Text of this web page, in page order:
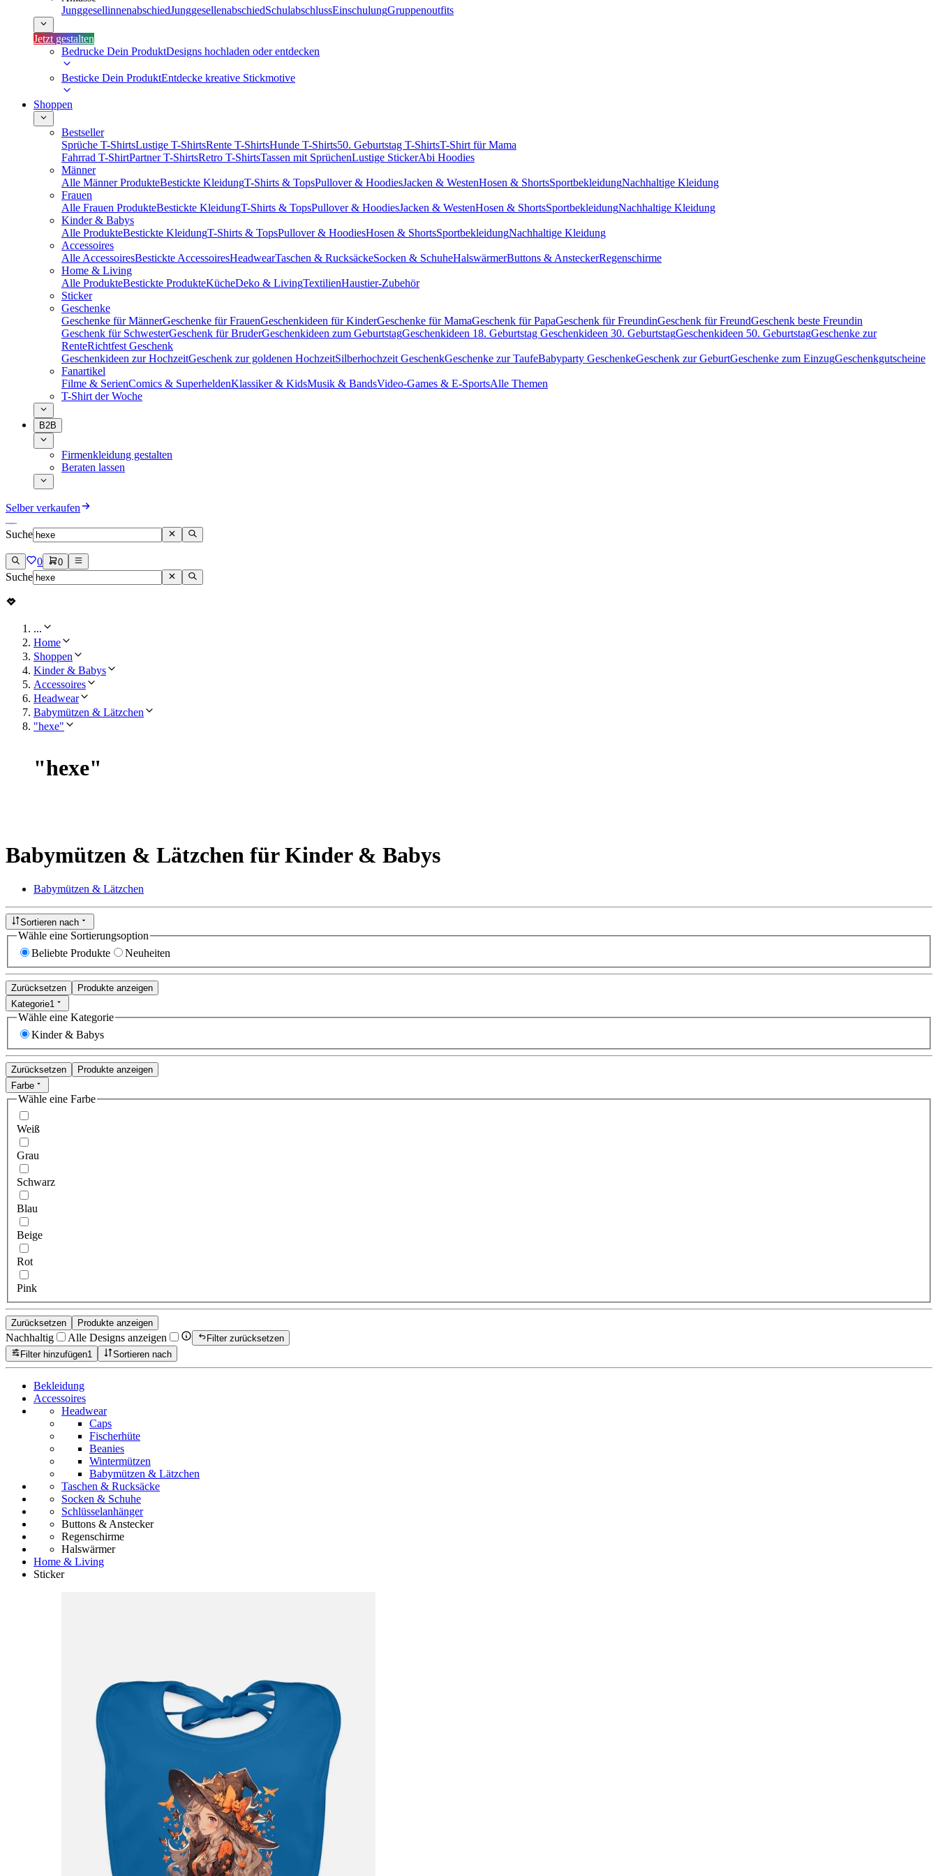
JunggesellinnenabschiedJunggesellenabschiedSchulabschlussEinschulungGruppenoutfits
Jetzt gestalten
Bedrucke Dein ProduktDesigns hochladen oder entdecken
Besticke Dein ProduktEntdecke kreative Stickmotive
Shoppen
Bestseller
Sprüche T-ShirtsLustige T-ShirtsRente T-ShirtsHunde T-Shirts50. Geburtstag T-ShirtsT-Shirt für Mama
Fahrrad T-ShirtPartner T-ShirtsRetro T-ShirtsTassen mit SprüchenLustige StickerAbi Hoodies
Männer
Alle Männer ProdukteBestickte KleidungT-Shirts & TopsPullover & HoodiesJacken & WestenHosen & ShortsSportbekleidungNachhaltige Kleidung
Frauen
Alle Frauen ProdukteBestickte KleidungT-Shirts & TopsPullover & HoodiesJacken & WestenHosen & ShortsSportbekleidungNachhaltige Kleidung
Kinder & Babys
Alle ProdukteBestickte KleidungT-Shirts & TopsPullover & HoodiesHosen & ShortsSportbekleidungNachhaltige Kleidung
Accessoires
Alle AccessoiresBestickte AccessoiresHeadwearTaschen & RucksäckeSocken & SchuheHalswärmerButtons & AnsteckerRegenschirme
Home & Living
Alle ProdukteBestickte ProdukteKücheDeko & LivingTextilienHaustier-Zubehör
Sticker
Geschenke
Geschenke für MännerGeschenke für FrauenGeschenkideen für KinderGeschenke für MamaGeschenk für PapaGeschenk für FreundinGeschenk für FreundGeschenk beste Freundin
Geschenk für SchwesterGeschenk für BruderGeschenkideen zum GeburtstagGeschenkideen 18. Geburtstag Geschenkideen 30. GeburtstagGeschenkideen 50. GeburtstagGeschenke zur
RenteRichtfest Geschenk
Geschenkideen zur HochzeitGeschenk zur goldenen HochzeitSilberhochzeit GeschenkGeschenke zur TaufeBabyparty GeschenkeGeschenk zur GeburtGeschenke zum EinzugGeschenkgutscheine
Fanartikel
Filme & SerienComics & SuperheldenKlassiker & KidsMusik & BandsVideo-Games & E-SportsAlle Themen
T-Shirt der Woche
B2B
Firmenkleidung gestalten
Beraten lassen
Selber verkaufen
Suche
0 0
Suche
...
Home
Shoppen
Kinder & Babys
Accessoires
Headwear
Babymützen & Lätzchen
"hexe"
"hexe"
Babymützen & Lätzchen für Kinder & Babys
Babymützen & Lätzchen
Sortieren nach
Wähle eine Sortierungsoption
Beliebte Produkte
Neuheiten
Zurücksetzen
Produkte anzeigen
Kategorie1
Wähle eine Kategorie
Kinder & Babys
Zurücksetzen
Produkte anzeigen
Farbe
Wähle eine Farbe
Weiß
Grau
Schwarz
Blau
Beige
Rot
Pink
Zurücksetzen Produkte anzeigen
Nachhaltig Alle Designs anzeigen
Filter zurücksetzen
Filter hinzufügen1 Sortieren nach
Bekleidung
Accessoires
Headwear
Caps
Fischerhüte
Beanies
Wintermützen
Babymützen & Lätzchen
Taschen & Rucksäcke
Socken & Schuhe
Schlüsselanhänger
Buttons & Anstecker
Regenschirme
Halswärmer
Home & Living
Sticker